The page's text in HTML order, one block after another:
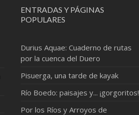
ENTRADAS Y PÁGINAS
POPULARES
Durius Aquae: Cuaderno de rutas
por la cuenca del Duero
Pisuerga, una tarde de kayak
Río Boedo: paisajes y... ¡gorgoritos!
Por los Ríos y Arroyos de